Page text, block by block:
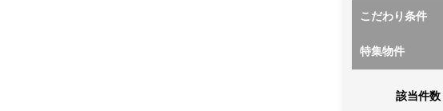
こだわり条件
特集物件
該当件数